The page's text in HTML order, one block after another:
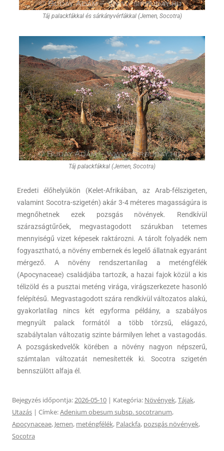
Táj palackfákkal és sárkányvérfákkal (Jemen, Socotra)
Táj palackfákkal (Jemen, Socotra)
Eredeti élőhelyükön (Kelet-Afrikában, az Arab-félszigeten,
valamint Socotra-szigetén) akár 3-4 méteres magasságúra is
megnőhetnek ezek pozsgás növények. Rendkívül
szárazságtűrőek, megvastagodott szárukban tetemes
mennyiségű vizet képesek raktározni. A tárolt folyadék nem
fogyasztható, a növény embernek és legelő állatnak egyaránt
mérgező. A növény rendszertanilag a meténgfélék
(Apocynaceae) családjába tartozik, a hazai fajok közül a kis
télizöld és a pusztai meténg virága, virágszerkezete hasonló
felépítésű. Megvastagodott szára rendkívül változatos alakú,
gyakorlatilag nincs két egyforma példány, a szabályos
megnyúlt palack formától a több törzsű, elágazó,
szabálytalan változatig szinte bármilyen lehet a vastagodás.
A pozsgáskedvelők körében a növény nagyon népszerű,
számtalan változatát nemesítették ki. Socotra szigetén
bennszülött alfaja él.
Bejegyzés időpontja:2026-05-10 | Kategória: Növények,Tájak,
Utazás | Címke:Adenium obesum subsp. socotranum,
Apocynaceae, Jemen, meténgfélék, Palackfa, pozsgás növények,
Socotra